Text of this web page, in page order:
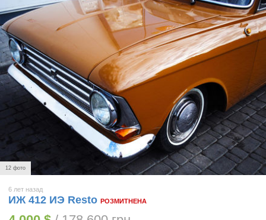
12 фото
6 лет назад
ИЖ 412 ИЭ Resto РОЗМИТНЕНА